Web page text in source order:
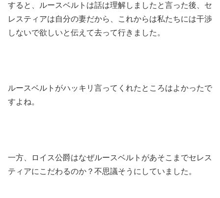
すると、ルースベルトは話は理解しましたと言った後、セ
レスティアは自分の妻だから、これからは私たちには干渉
しないで欲しいと伝えて去って行きました。
ルースベルトがハッキリ言ってくれたところはよかったで
すよね。
一方、ロイス公爵はなぜルースベルトがあそこまでセレス
ティアにこだわるのか？不思議そうにしていました。